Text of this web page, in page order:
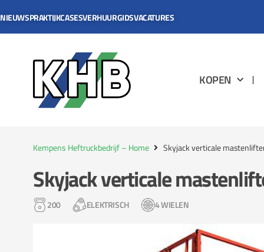
NIEUWSPRAKTIJKCASESVERHUURGIDSVACATURES
KOPEN
Kempens Heftruckbedrijf – Home Skyjack verticale
Skyjack verticale
200 ELEKTRISCH 4 WIELEN